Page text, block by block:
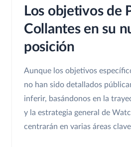
Los objetivos de
Collantes en su
posición
Aunque los objetivos
no han sido detallados
inferir, basándonos en la
y la estrategia general de
centrarán en varias áreas